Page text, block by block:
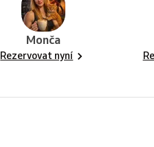
Monča
Rezervovat nyní